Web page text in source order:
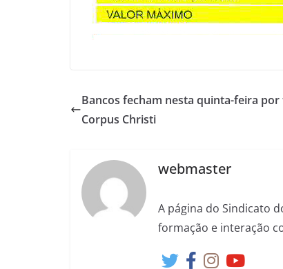
Bancos fecham nesta quinta-feira
Corpus Christi
webmaster
A página do Sindicato
formação e interação